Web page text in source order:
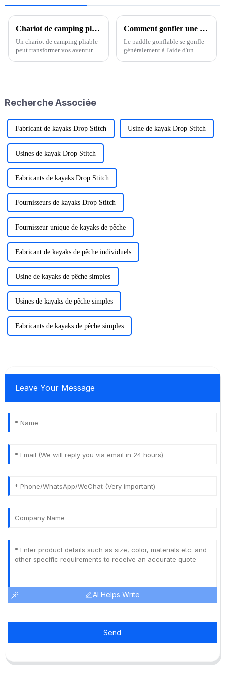
Chariot de camping pliable : conseils pour une utilisation facile
Un chariot de camping pliable
peut transformer vos aventures
Comment gonfler une planche à pagaie gonflable
Le paddle gonflable se gonfle
généralement à l'aide d'un
Recherche Associée
Fabricant de kayaks Drop Stitch Usine de kayak Drop Stitch
Usines de kayak Drop Stitch
Fabricants de kayaks Drop Stitch
Fournisseurs de kayaks Drop Stitch
Fournisseur unique de kayaks de pêche
Fabricant de kayaks de pêche individuels
Usine de kayaks de pêche simples
Usines de kayaks de pêche simples
Fabricants de kayaks de pêche simples
Leave Your Message
AI Helps Write
Send